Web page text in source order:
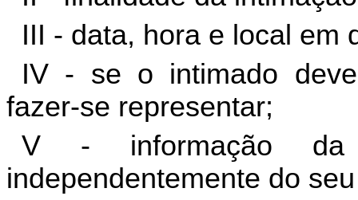
III - data, hora e local em
IV - se o intimado
fazer-se representar;
V - informação da
independentemente do